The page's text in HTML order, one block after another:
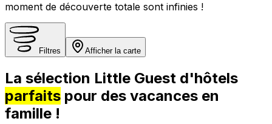
moment de découverte totale sont infinies !
Filtres Afficher la carte
La sélection Little Guest d'hôtels
parfaits pour des vacances en
famille !